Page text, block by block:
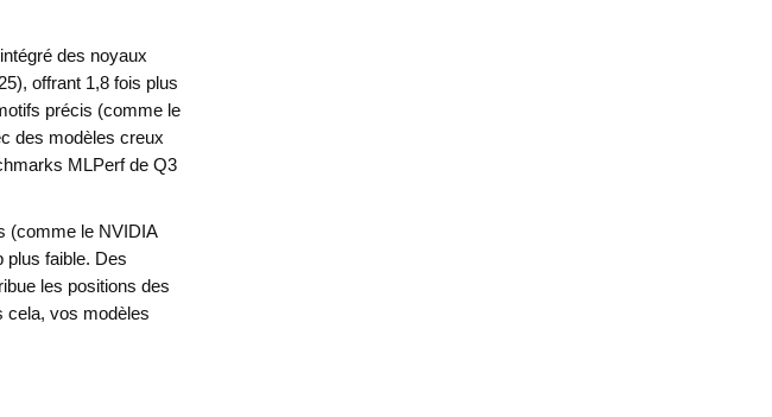
des noyaux
offrant 1,8 fois plus
précis (comme le
des modèles creux
MLPerf de Q3
(comme le NVIDIA
plus faible. Des
les positions des
cela, vos modèles